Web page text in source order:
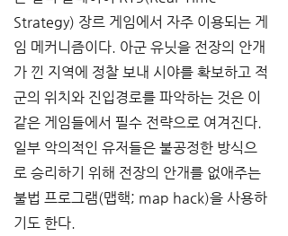
Strategy) 장르 게임에서 자주 이용되는 게
임 메커니즘이다. 아군 유닛을 전장의 안개
가 낀 지역에 정찰 보내 시야를 확보하고 적
군의 위치와 진입경로를 파악하는 것은 이
같은 게임들에서 필수 전략으로 여겨진다.
일부 악의적인 유저들은 불공정한 방식으
로 승리하기 위해 전장의 안개를 없애주는
불법 프로그램(맵핵; map hack)을 사용하
기도 한다.